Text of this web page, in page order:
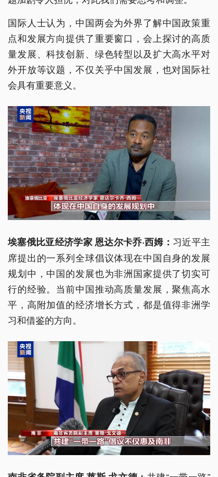
国际人士认为，中国两会为外界了解中国政策重
点和发展方向提供了重要窗口，会上探讨的高质
量发展、科技创新、绿色转型以及扩大高水平对
外开放等议题，不仅关乎中国发展，也对国际社
会具有重要意义。
埃塞俄比亚经济学家 恩达尔卡乔·西姆： 习近平主
席提出的一系列全球倡议体现在中国自身的发展
规划中，中国的发展也为非洲国家提供了切实可
行的经验。当前中国推动高质量发展，聚焦高水
平，高附加值的经济增长方式，都是值得非洲学
习和借鉴的方向。